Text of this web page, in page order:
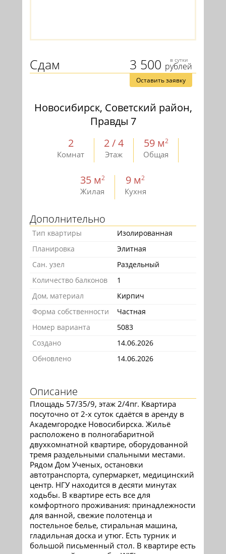
3 500 в сутки
рублей
Сдам
Оставить заявку
Новосибирск, Советский район,
Правды 7
2
Комнат
2 / 4
Этаж
59 м2
Общая
35 м2
Жилая
9 м2
Кухня
Дополнительно
Тип квартиры
Изолированная
Планировка
Элитная
Сан. узел
Раздельный
Количество балконов
1
Дом, материал
Кирпич
Форма собственности
Частная
Номер варианта
5083
Создано
14.06.2026
Обновлено
14.06.2026
Описание
Площадь 57/35/9, этаж 2/4пг. Квартира
посуточно от 2-х суток сдаётся в аренду в
Академгородке Новосибирска. Жильё
расположено в полногабаритной
двухкомнатной квартире, оборудованной
тремя раздельными спальными местами.
Рядом Дом Ученых, остановки
автотранспорта, супермаркет, медицинский
центр. НГУ находится в десяти минутах
ходьбы. В квартире есть все для
комфортного проживания: принадлежности
для ванной, свежие полотенца и
постельное белье, стиральная машина,
гладильная доска и утюг. Есть турник и
большой письменный стол. В квартире есть